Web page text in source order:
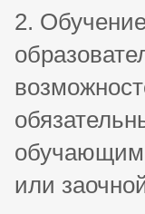
2.
или